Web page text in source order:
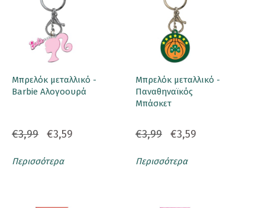
Μπρελόκ μεταλλικό -
Barbie Αλογοουρά
€3,99 €3,59
Περισσότερα
Μπρελόκ μεταλλικό -
Παναθηναϊκός
Μπάσκετ
€3,99 €3,59
Περισσότερα